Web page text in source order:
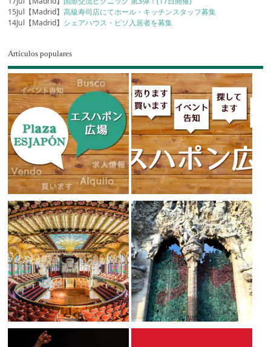
15Jul【Madrid】高級寿司店にてホール・キッチンスタッフ募集
14Jul【Madrid】 シェアハウス・ピソ入居者を募集
Artículos populares